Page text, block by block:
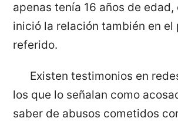
apenas tenía 16 años de edad,
inició la relación también en el
referido.
Existen testimonios en
los que lo señalan como
saber de abusos cometidos